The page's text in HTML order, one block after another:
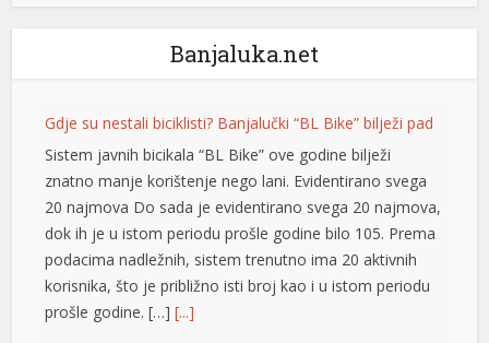
Banjaluka.net
Gdje su nestali biciklisti? Banjalučki “BL Bike” bilježi pad
Sistem javnih bicikala “BL Bike” ove godine bilježi
znatno manje korištenje nego lani. Evidentirano svega
20 najmova Do sada je evidentirano svega 20 najmova,
dok ih je u istom periodu prošle godine bilo 105. Prema
podacima nadležnih, sistem trenutno ima 20 aktivnih
korisnika, što je približno isti broj kao i u istom periodu
prošle godine. […][...]